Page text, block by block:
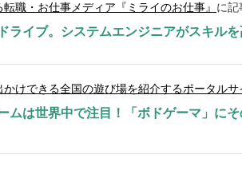
職・お仕事メディア『ミライのお仕事』 に記
ライブ。システムエンジニアがスキル
けできる全国の遊び場を紹介するポータルサ
ムは世界中で注目！「ボドゲーマ」に